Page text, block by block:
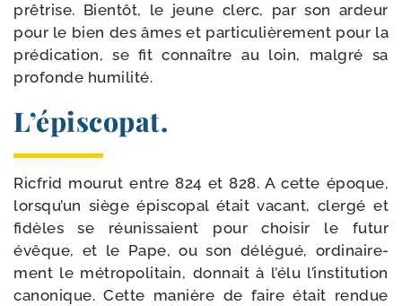
prê­trise. Bientôt, le jeune clerc, par son ardeur
pour le bien des âmes et par­ti­cu­liè­re­ment pour la
pré­di­ca­tion, se fit connaître au loin, mal­gré sa
pro­fonde humilité.
L’épiscopat.
Ricfrid mou­rut entre 824 et 828. A cette époque,
lorsqu’un siège épis­co­pal était vacant, cler­gé et
fidèles se réunis­saient pour choi­sir le futur
évêque, et le Pape, ou son délé­gué, ordi­nai­re­
ment le métro­politain, don­nait à l’élu l’institution
cano­nique. Cette manière de faire était ren­due